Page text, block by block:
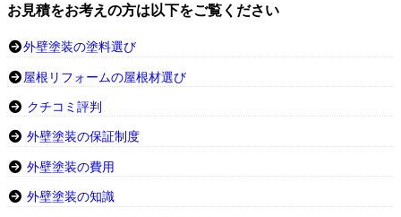
お見積をお考えの方は以下をご覧ください
外壁塗装の塗料選び
屋根リフォームの屋根材選び
クチコミ評判
外壁塗装の保証制度
外壁塗装の費用
外壁塗装の知識